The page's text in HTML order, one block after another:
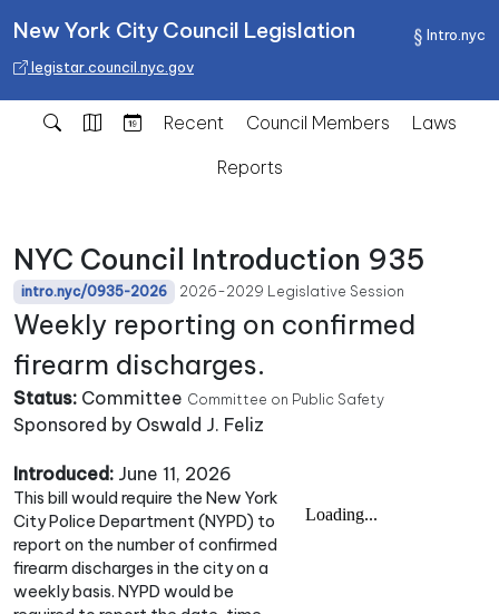
Intro.nyc
New York City Council Legislation
legistar.council.nyc.gov
Recent Council Members
Laws
Reports
NYC Council Introduction 935
intro.nyc/0935-2026 2026-2029 Legislative Session
Weekly reporting on confirmed
firearm discharges.
Status: Committee Committee on Public Safety
Sponsored by Oswald J. Feliz
Introduced: June 11, 2026
This bill would require the New York
City Police Department (NYPD) to
report on the number of confirmed
firearm discharges in the city on a
weekly basis. NYPD would be